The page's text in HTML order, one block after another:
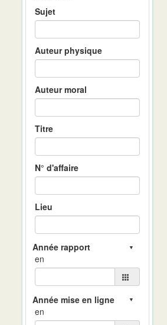
Sujet
Auteur physique
Auteur moral
Titre
N° d'affaire
Lieu
en
en